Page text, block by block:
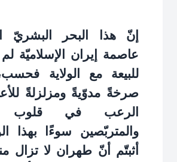
إنّ هذا البحر البشريّ
عاصمة إيران الإسلاميّة
للبيعة مع الولاية
صرخةً مدوّيةً ومزلزلةً
الرعب في قلوب
والمتربّصين سوءًا بهذا
أثبتّم أنّ طهران لا تزال